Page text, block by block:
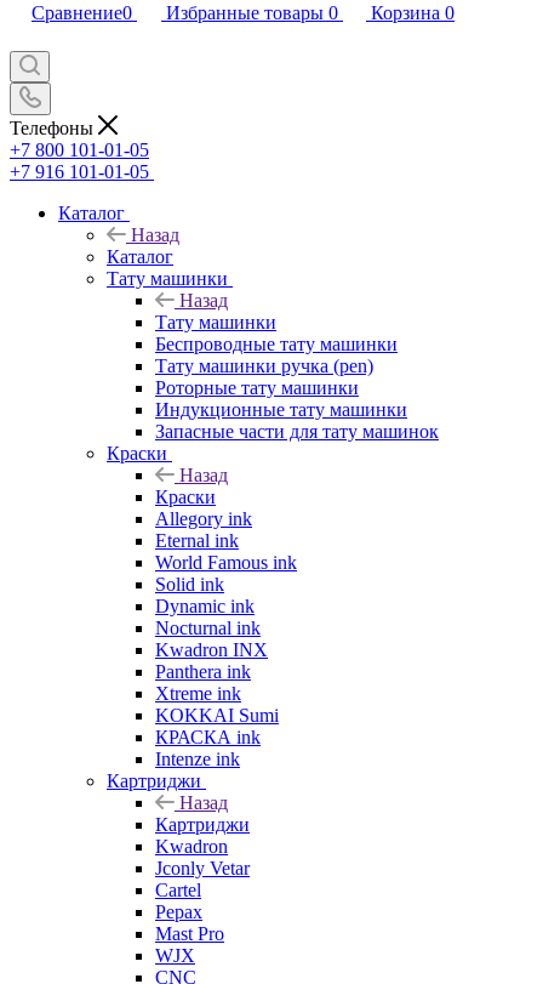
Сравнение0 Избранные товары 0 Корзина 0
Телефоны
+7 800 101-01-05
+7 916 101-01-05
Каталог
Назад
Каталог
Тату машинки
Назад
Тату машинки
Беспроводные тату машинки
Тату машинки ручка (pen)
Роторные тату машинки
Индукционные тату машинки
Запасные части для тату машинок
Краски
Назад
Краски
Allegory ink
Eternal ink
World Famous ink
Solid ink
Dynamic ink
Nocturnal ink
Kwadron INX
Panthera ink
Xtreme ink
KOKKAI Sumi
КРАСКА ink
Intenze ink
Картриджи
Назад
Картриджи
Kwadron
Jconly Vetar
Cartel
Pepax
Mast Pro
WJX
CNC